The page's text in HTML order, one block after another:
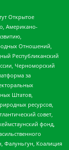
Открытое
Американо-
Отношений,
Республиканский
Черноморский
за
Штатов,
ресурсов,
совет,
фонд,
Фалуньгун, Коалиция